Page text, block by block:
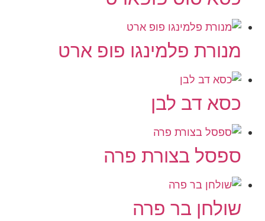
מנורת פלמינגו פופ ארט
כסא דב לבן
ספסל בצורת פרה
שולחן בר פרה